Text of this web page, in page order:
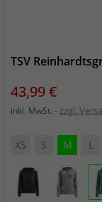
TSV
Preis
43,99 €
inkl. MwSt. zzgl.
XS S M L